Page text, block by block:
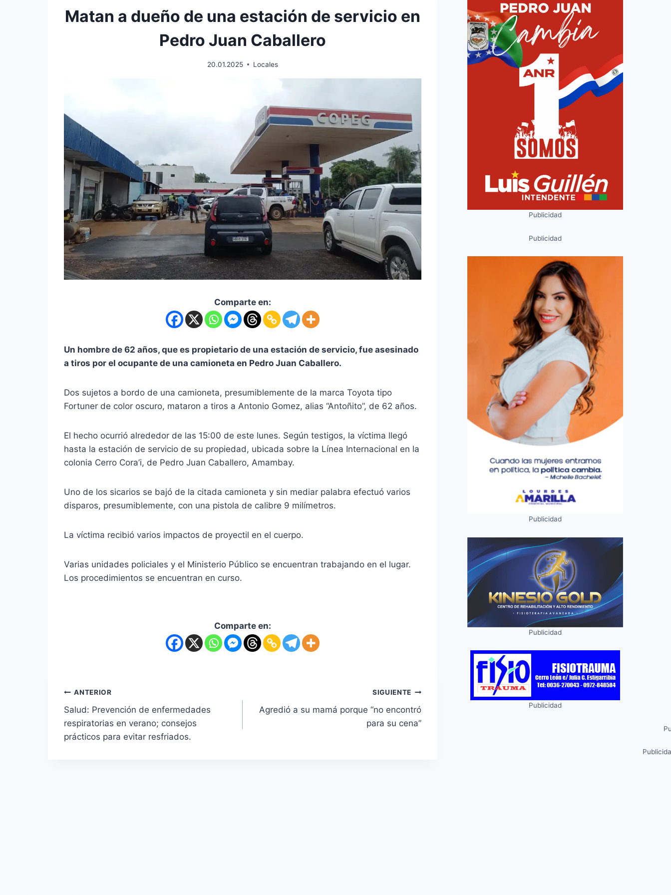
Matan a dueño de una estación de servicio en
Pedro Juan Caballero
20.01.2025 Locales
Comparte en:
Un hombre de 62 años, que es propietario de una estación de servicio, fue asesinado
a tiros por el ocupante de una camioneta en Pedro Juan Caballero.
Dos sujetos a bordo de una camioneta, presumiblemente de la marca Toyota tipo
Fortuner de color oscuro, mataron a tiros a Antonio Gomez, alias “Antoñito”, de 62 años.
El hecho ocurrió alrededor de las 15:00 de este lunes. Según testigos, la víctima llegó
hasta la estación de servicio de su propiedad, ubicada sobre la Línea Internacional en la
colonia Cerro Cora’i, de Pedro Juan Caballero, Amambay.
Uno de los sicarios se bajó de la citada camioneta y sin mediar palabra efectuó varios
disparos, presumiblemente, con una pistola de calibre 9 milímetros.
La víctima recibió varios impactos de proyectil en el cuerpo.
Varias unidades policiales y el Ministerio Público se encuentran trabajando en el lugar.
Los procedimientos se encuentran en curso.
Comparte en:
ANTERIOR
Salud: Prevención de enfermedades
respiratorias en verano; consejos
prácticos para evitar resfriados.
SIGUIENTE
Agredió a su mamá porque “no encontró
para su cena”
Publicidad
Publicidad
Publicidad
Publicidad
Publicidad